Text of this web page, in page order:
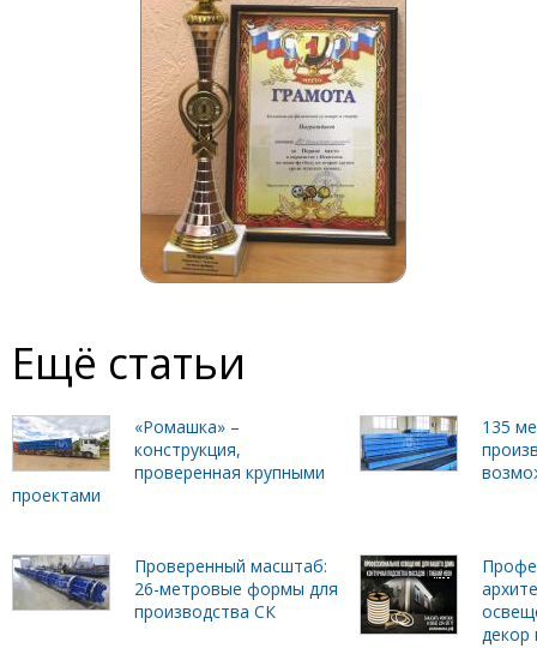
Ещё статьи
«Ромашка» –
конструкция,
проверенная крупными
проектами
135
Проверенный масштаб:
26-метровые формы для
производства СК
декор